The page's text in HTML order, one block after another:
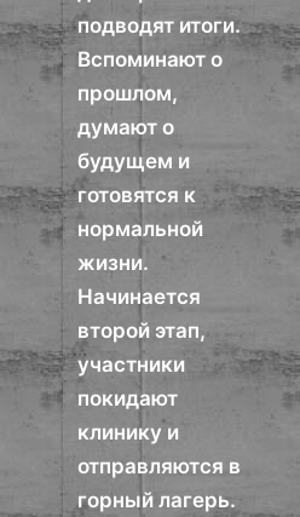
подводят итоги.
Вспоминают о
прошлом,
думают о
будущем и
готовятся к
нормальной
жизни.
Начинается
второй этап,
участники
покидают
клинику и
отправляются в
горный лагерь.